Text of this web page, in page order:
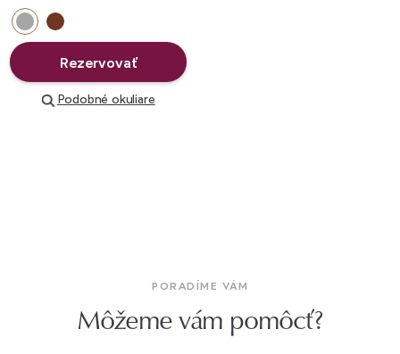
Rezervovať
Podobné okuliare
PORADÍME VÁM
Môžeme vám pomôcť?